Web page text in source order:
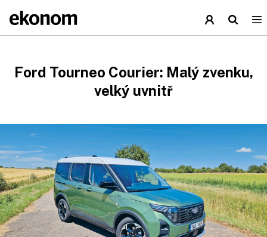
Ford Tourneo Courier: Malý zvenku,
velký uvnitř